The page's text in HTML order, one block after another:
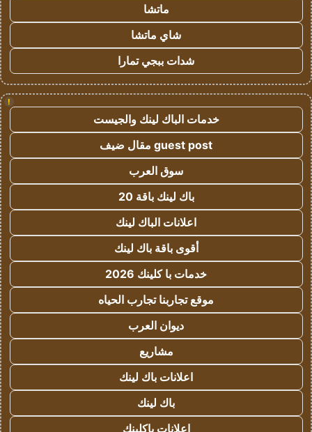
ماتشا
شاي ماتشا
شدات ببجي تمارا
!
خدمات الباك لينك والجيست
guest post مقال ضيف
سوق العرب
باك لينك باقة 20
اعلانات الباك لينك
أقوى باقة باك لينك
خدمات با كلينك 2026
موقع تجاربنا تجارب الحياه
ديوان العرب
مشاريع
اعلانات باك لينك
باك لينك
اعلانات باكلينك